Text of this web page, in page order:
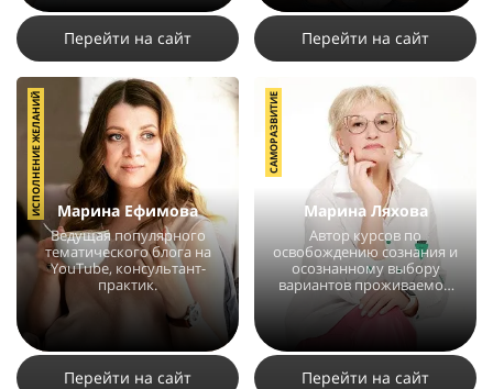
Перейти на сайт Перейти на сайт
Марина Ефимова
Ведущая популярного
тематического блога на
YouTube, консультант-
практик.
ИСПОЛНЕНИЕ ЖЕЛАНИЙ
Перейти на сайт
Марина Ляхова
Автор курсов по
освобождению сознания и
осознанному выбору
вариантов проживаемой
жизни.
3248
САМОРАЗВИТИЕ
Перейти на сайт